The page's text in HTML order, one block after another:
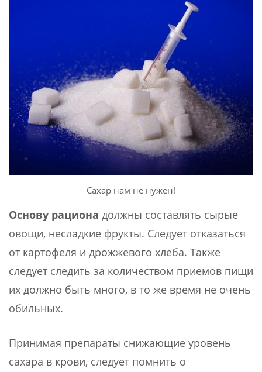
Сахар нам не нужен!
Основу рациона должны составлять сырые
овощи, несладкие фрукты. Следует отказаться
от картофеля и дрожжевого хлеба. Также
следует следить за количеством приемов пищи
их должно быть много, в то же время не очень
обильных.
Принимая препараты снижающие уровень
сахара в крови, следует помнить о